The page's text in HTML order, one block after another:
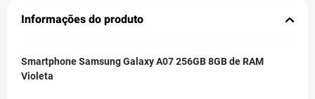
Informações do produto
Smartphone Samsung Galaxy A07 256GB 8GB de RAM
Violeta